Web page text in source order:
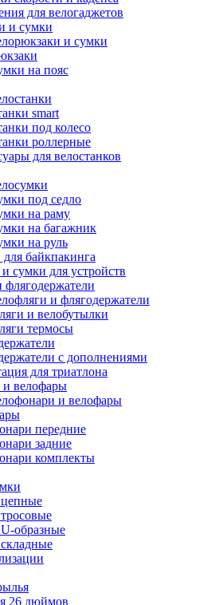
для велогаджетов
и сумки
и сумки
на пояс
smart
под колесо
роллерные
для велостанков
под седло
на раму
на багажник
на руль
байкпакинга
сумки для устройств
и флягодержатели
и велобутылки
термосы
с дополнениями
для триатлона
велофары
и велофары
передние
задние
комплекты
образные
26 дюймов